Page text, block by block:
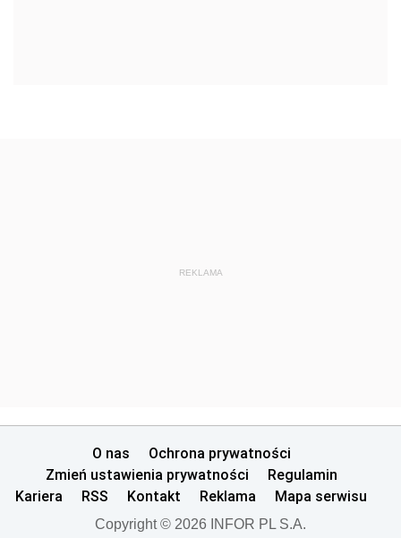
REKLAMA
O nas
Ochrona prywatności
Zmień ustawienia prywatności
Regulamin
Kariera
RSS Kontakt Reklama Mapa serwisu
Copyright © 2026 INFOR PL S.A.